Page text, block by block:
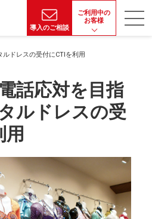
導入のご相談
ご利用中の
お客様
ルドレスの受付にCTIを利用
話応対を目指
ルドレスの受